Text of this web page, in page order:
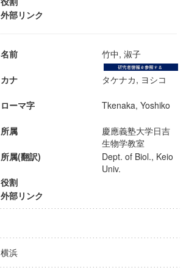
外部リンク
名前 竹中, 淑子
カナ タケナカ, ヨシコ
ローマ字 Tkenaka, Yoshiko
所属
慶應義塾大学日吉
生物学教室
所属(翻訳)
Dept. of Biol., Keio
Univ.
役割
外部リンク
横浜